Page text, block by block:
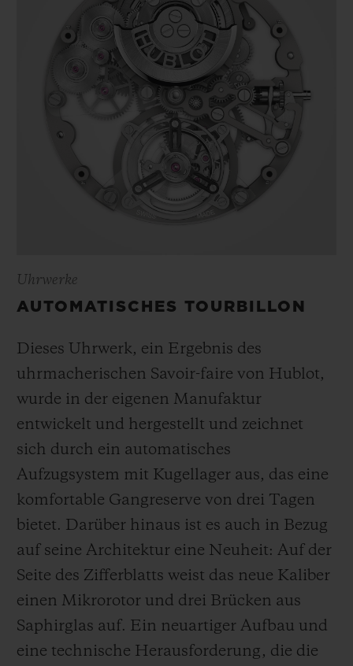
Uhrwerke
AUTOMATISCHES TOURBILLON
Dieses Uhrwerk, ein Ergebnis des
uhrmacherischen Savoir-faire von Hublot,
wurde in der eigenen Manufaktur
entwickelt und hergestellt und zeichnet
sich durch ein automatisches
Aufzugsystem mit Kugellager aus, das eine
komfortable Gangreserve von drei Tagen
bietet. Darüber hinaus ist es auch in Bezug
auf seine Architektur eine Neuheit: Auf der
Seite des Zifferblatts weist das neue Kaliber
einen Mikrorotor und drei Brücken aus
Saphirglas auf. Ein neuartiger Aufbau und
eine technische Herausforderung, die die